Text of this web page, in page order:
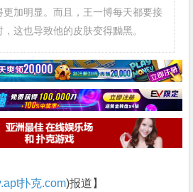
加明显。而且，王一博每天都要接
这也导致他的皮肤变得黝黑。
扑克.com)报道】